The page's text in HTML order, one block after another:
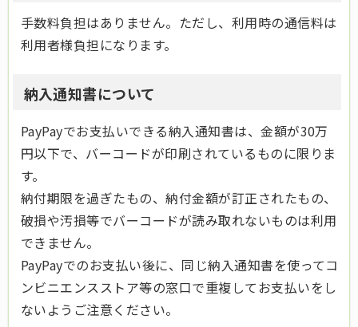
手数料負担はありません。ただし、利用時の通信料は
利用者様負担になります。
納入通知書について
PayPayでお支払いできる納入通知書は、金額が30万
円以下で、バーコードが印刷されているものに限りま
す。
納付期限を過ぎたもの、納付金額が訂正されたもの、
破損や汚損等でバーコードが読み取れないものは利用
できません。
PayPayでのお支払い後に、同じ納入通知書を使ってコ
ンビニエンスストア等の窓口で重複してお支払いをし
ないようご注意ください。